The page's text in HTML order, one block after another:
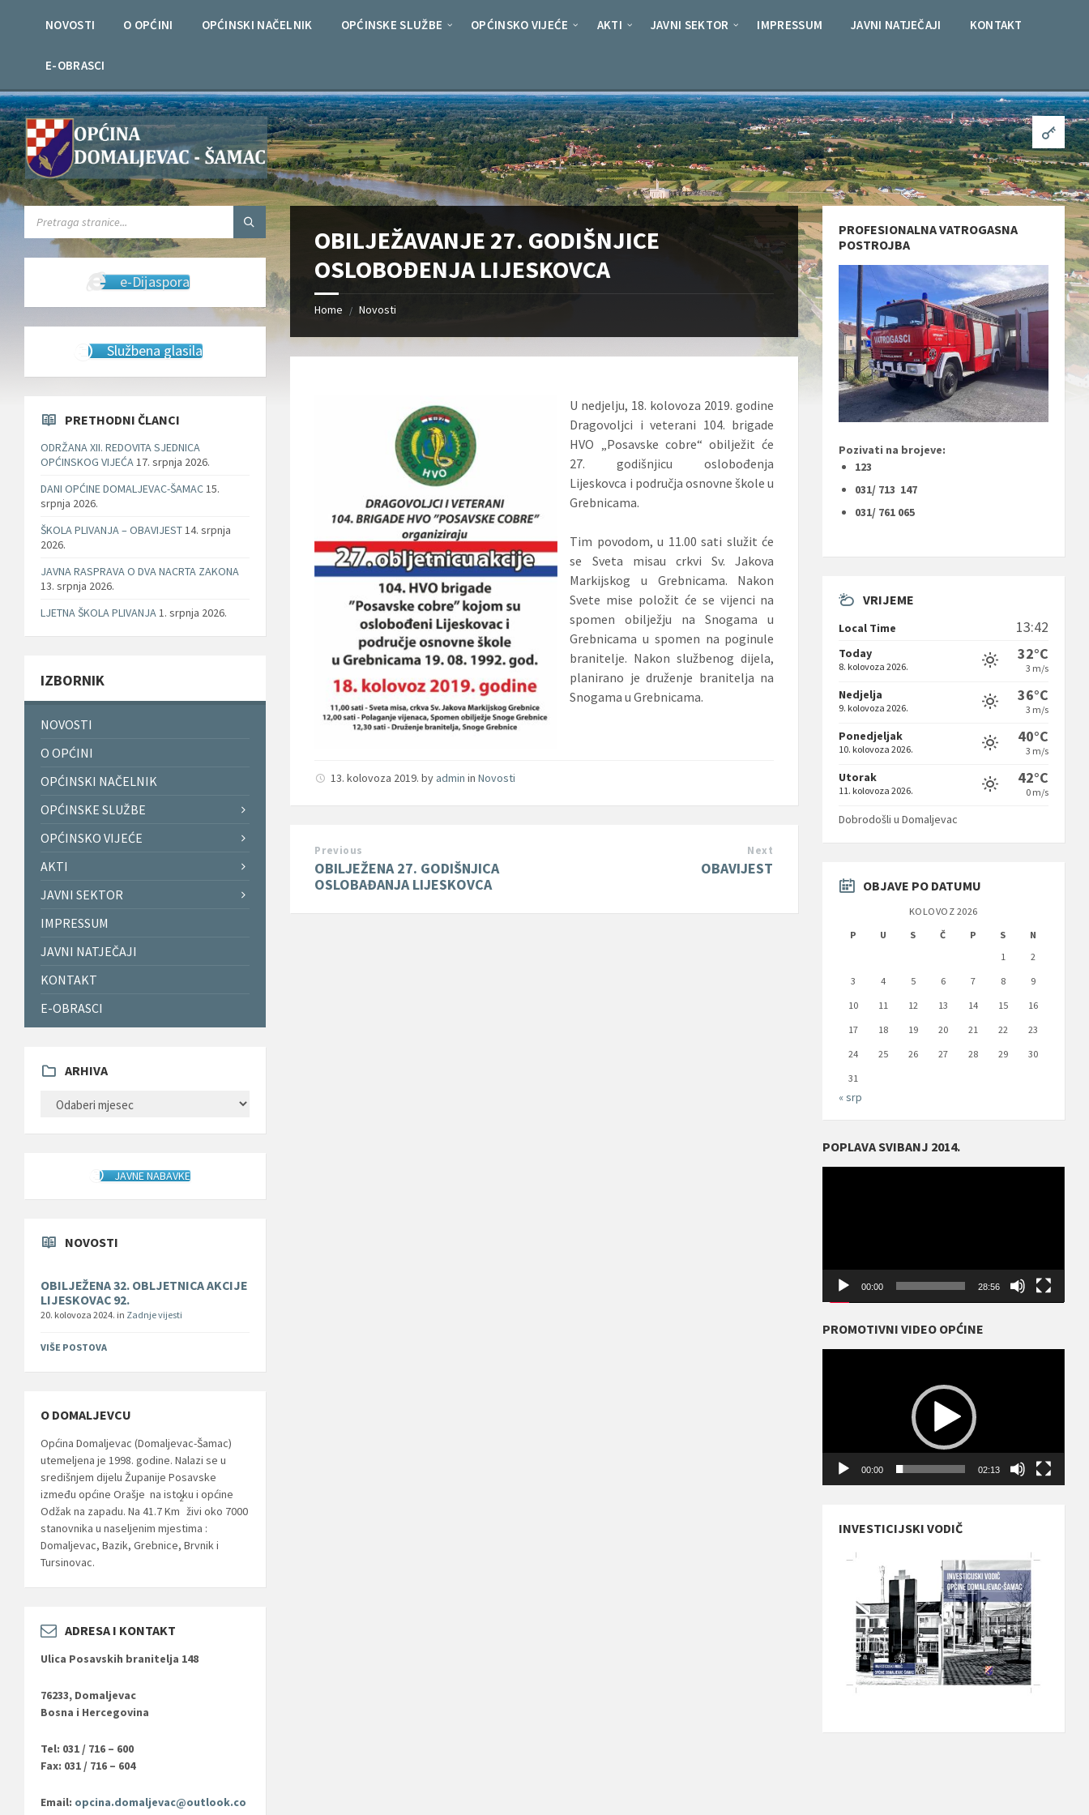
NOVOSTI O OPĆINI OPĆINSKI NAČELNIK OPĆINSKE SLUŽBE OPĆINSKO VIJEĆE AKTI JAVNI SEKTOR IMPRESSUM JAVNI NATJEČAJI KONTAKT
E-OBRASCI
OBILJEŽAVANJE 27. GODIŠNJICE
OSLOBOĐENJA LIJESKOVCA
Home / Novosti
U nedjelju, 18. kolovoza 2019. godine
Dragovoljci i veterani 104. brigade
HVO „Posavske cobre“ obilježit će
27. godišnjicu oslobođenja
Lijeskovca i područja osnovne škole u
Grebnicama.
Tim povodom, u 11.00 sati služit će
se Sveta misau crkvi Sv. Jakova
Markijskog u Grebnicama. Nakon
Svete mise položit će se vijenci na
spomen obilježju na Snogama u
Grebnicama u spomen na poginule
branitelje. Nakon službenog dijela,
planirano je druženje branitelja na
Snogama u Grebnicama.
13. kolovoza 2019.by admin inNovosti
Previous
OBILJEŽENA 27. GODIŠNJICA
OSLOBAĐANJA LIJESKOVCA
Next
OBAVIJEST
SEARCH:
e-Dijaspora
Službena glasila
PRETHODNI ČLANCI
ODRŽANA XII. REDOVITA SJEDNICA
OPĆINSKOG VIJEĆA17. srpnja 2026.
DANI OPĆINE DOMALJEVAC-ŠAMAC15.
srpnja 2026.
ŠKOLA PLIVANJA – OBAVIJEST14. srpnja
2026.
JAVNA RASPRAVA O DVA NACRTA ZAKONA
13. srpnja 2026.
LJETNA ŠKOLA PLIVANJA1. srpnja 2026.
IZBORNIK
NOVOSTI
O OPĆINI
OPĆINSKI NAČELNIK
OPĆINSKE SLUŽBE
OPĆINSKO VIJEĆE
AKTI
JAVNI SEKTOR
IMPRESSUM
JAVNI NATJEČAJI
KONTAKT
E-OBRASCI
ARHIVA
JAVNE NABAVKE
NOVOSTI
OBILJEŽENA 32. OBLJETNICA AKCIJE
LIJESKOVAC 92.
20. kolovoza 2024. in Zadnje vijesti
VIŠE POSTOVA
O DOMALJEVCU
Općina Domaljevac (Domaljevac-Šamac)
utemeljena je 1998. godine. Nalazi se u
središnjem dijelu Županije Posavske
između općine Orašje na istoku i općine
Odžak na zapadu. Na 41.7 Km
2
živi oko 7000
stanovnika u naseljenim mjestima :
Domaljevac, Bazik, Grebnice, Brvnik i
Tursinovac.
ADRESA I KONTAKT
Ulica Posavskih branitelja 148
76233, Domaljevac
Bosna i Hercegovina
Tel: 031 / 716 – 600
Fax: 031 / 716 – 604
Email: opcina.domaljevac@outlook.co
PROFESIONALNA VATROGASNA
POSTROJBA
Pozivati na brojeve:
123
031/ 713 147
031/ 761 065
VRIJEME
Local Time 13:42
Today
8. kolovoza 2026.
32°C
3 m/s
Nedjelja
9. kolovoza 2026.
36°C
3 m/s
Ponedjeljak
10. kolovoza 2026.
40°C
3 m/s
Utorak
11. kolovoza 2026.
42°C
0 m/s
Dobrodošli u Domaljevac
OBJAVE PO DATUMU
KOLOVOZ 2026
P
U S Č P S
N
1
2
3
4 5 6 7 8
9
10
11 12 13 14 15
16
17
18 19 20 21 22
23
24
25 26 27 28 29
30
31
« srp
POPLAVA SVIBANJ 2014.
00:00 28:56
PROMOTIVNI VIDEO OPĆINE
00:00 02:13
INVESTICIJSKI VODIČ